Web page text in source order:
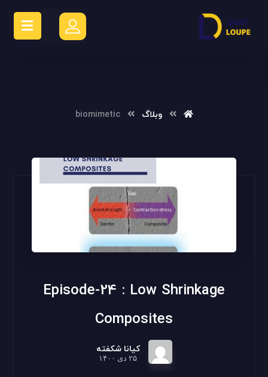
وبلاگ biomimetic
Episode-24 : Low Shrinkage
Composites
کیانا شکفته
۲۵ دی ۱۴۰۰